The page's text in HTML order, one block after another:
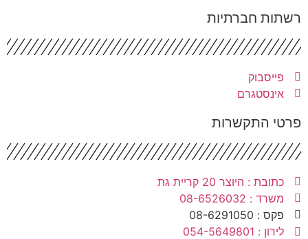
חברתיות
פייסבוק
אינסטגרם
התקשרות
כתובת : היוצר 20 קריית גת
משרד : 08-6526032
פקס : 08-6291050
לירון : 054-5649801